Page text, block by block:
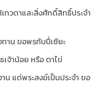
วดาและสิ่งศักดิ์สิทธิ์ประจำ
าน ขอพรกับปี่เซียะ
จ้าน้อย หรือ ตาไข่
น แด่พระสงฆ์เป็นประจำ ขอ